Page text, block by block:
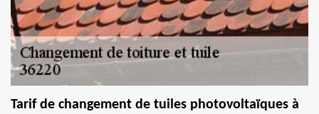
Tarif de changement de tuiles photovoltaïques à